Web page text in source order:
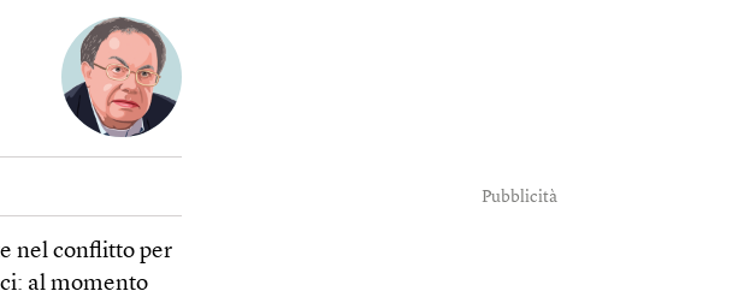
nel conflitto per
al momento
Pubblicità